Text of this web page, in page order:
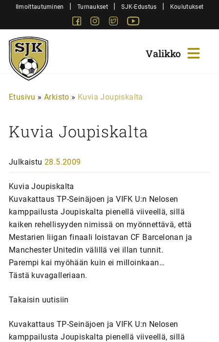
SiirryIlmoittautuminen | Turnaukset | SJK-Edustus | Koulutukset
FacebookInstagram
Twitter
Sjk-
Juniorit
Etusivu » Arkisto » Kuvia Joupiskalta
Kuvia Joupiskalta
Julkaistu 28.5.2009
Kuvia Joupiskalta
Kuvakattaus TP-Seinäjoen ja VIFK U:n Nelosen
kamppailusta Joupiskalta pienellä viiveellä, sillä
kaiken rehellisyyden nimissä on myönnettävä, että
Mestarien liigan finaali loistavan CF Barcelonan ja
Manchester Unitedin välillä vei illan tunnit.
Parempi kai myöhään kuin ei milloinkaan…
Tästä kuvagalleriaan.
Takaisin uutisiin
Kuvakattaus TP-Seinäjoen ja VIFK U:n Nelosen
kamppailusta Joupiskalta pienellä viiveellä, sillä